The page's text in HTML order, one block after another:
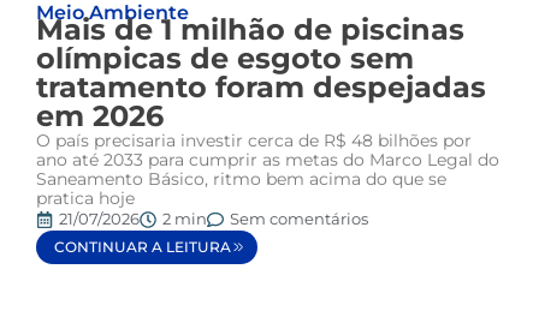
Meio Ambiente
Mais de 1 milhão de piscinas
olímpicas de esgoto sem
tratamento foram despejadas
em 2026
O país precisaria investir cerca de R$ 48 bilhões por
ano até 2033 para cumprir as metas do Marco Legal do
Saneamento Básico, ritmo bem acima do que se
pratica hoje
21/07/2026 2 min Sem comentários
CONTINUAR A LEITURA